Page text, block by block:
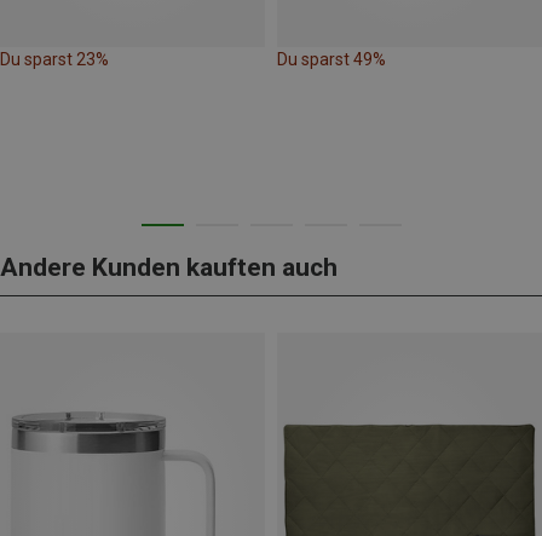
Du sparst 23% Du sparst 49%
Andere Kunden kauften auch